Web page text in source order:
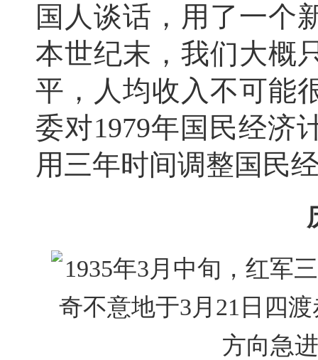
国人谈话，用了一个
本世纪末，我们大概
平，人均收入不可能
委对1979年国民经济
用三年时间调整国民